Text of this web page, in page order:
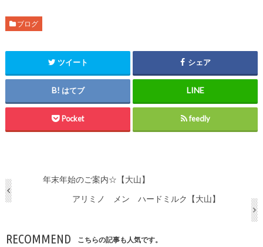
ブログ
ツイート シェア
はてブ
Pocket feedly
年末年始のご案内☆【大山】
アリミノ メン ハードミルク【大山】
RECOMMEND こちらの記事も人気です。